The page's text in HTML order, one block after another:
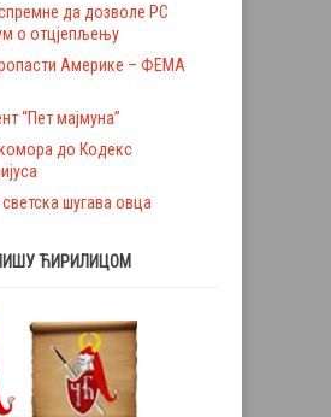
да дозволе РС
о отцјепљењу
Америке – ФЕМА
“Пет мајмуна”
до Кодекс
шугава овца
ЋИРИЛИЦОМ